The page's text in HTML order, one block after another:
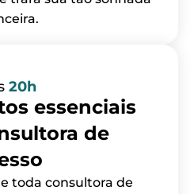
20h
essenciais
de
toda consultora de